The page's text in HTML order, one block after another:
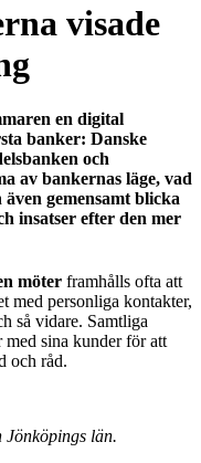
visade
en digital
banker: Danske
och
av bankernas läge, vad
gemensamt blicka
insatser efter den mer
möter framhålls ofta att
med personliga kontakter,
så vidare. Samtliga
sina kunder för att
och råd.
Jönköpings län.